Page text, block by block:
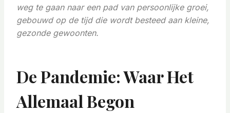
weg te gaan naar een pad van persoonlijke groei,
gebouwd op de tijd die wordt besteed aan kleine,
gezonde gewoonten.
De Pandemie: Waar Het
Allemaal Begon